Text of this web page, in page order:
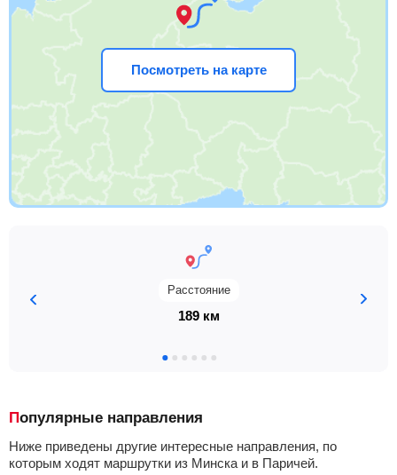
Посмотреть на карте
Расстояние
189 км
Популярные направления
Ниже приведены другие интересные направления, по
которым ходят маршрутки из Минска и в Паричей.